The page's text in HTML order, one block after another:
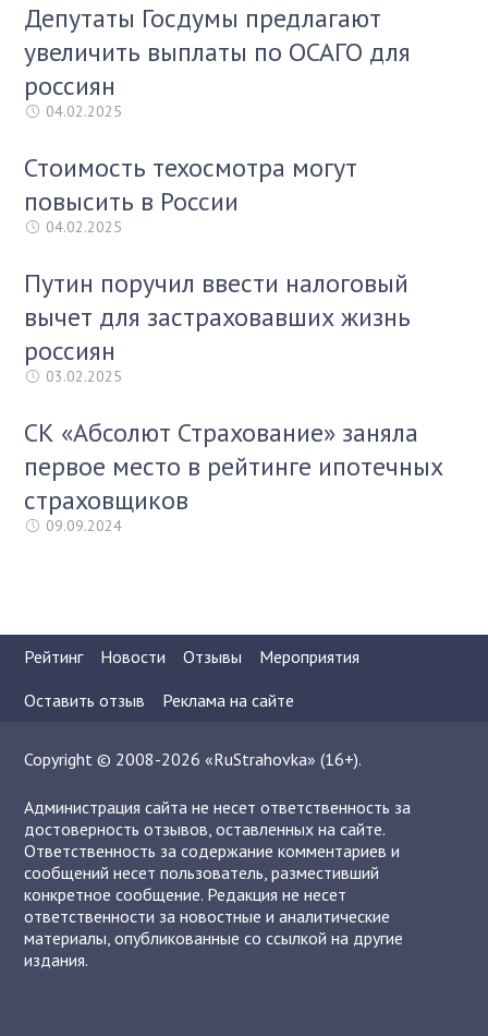
Депутаты Госдумы предлагают
увеличить выплаты по ОСАГО для
россиян
04.02.2025
Стоимость техосмотра могут
повысить в России
04.02.2025
Путин поручил ввести налоговый
вычет для застраховавших жизнь
россиян
03.02.2025
СК «Абсолют Страхование» заняла
первое место в рейтинге ипотечных
страховщиков
09.09.2024
Рейтинг Новости Отзывы
Мероприятия
Оставить отзыв
Реклама на сайте
Copyright © 2008-2026 «RuStrahovka» (16+).
Администрация сайта не несет ответственность за
достоверность отзывов, оставленных на сайте.
Ответственность за содержание комментариев и
сообщений несет пользователь, разместивший
конкретное сообщение. Редакция не несет
ответственности за новостные и аналитические
материалы, опубликованные со ссылкой на другие
издания.